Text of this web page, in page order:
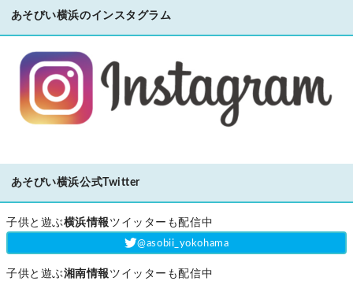
あそびい横浜のインスタグラム
あそびい横浜公式Twitter
子供と遊ぶ横浜情報 ツイッターも配信中
‎@asobii_yokohama
子供と遊ぶ湘南情報 ツイッターも配信中